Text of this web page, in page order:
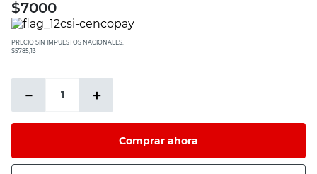
$7000
PRECIO SIN IMPUESTOS NACIONALES:
$5785,13
＋
－
Comprar ahora